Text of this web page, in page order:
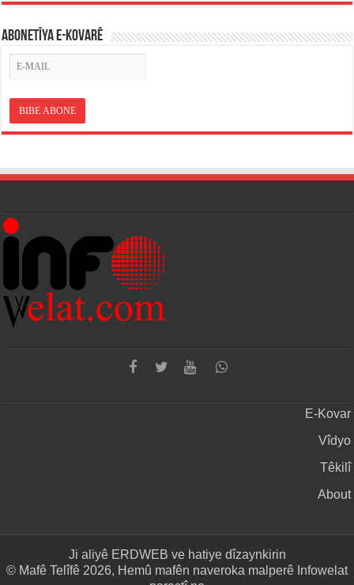
ABONETÎYA E-KOVARÊ
E-Kovar
Vîdyo
Têkilî
About
Ji aliyê ERDWEB ve hatiye dîzaynkirin
© Mafê Telîfê 2026, Hemû mafên naveroka malperê Infowelat